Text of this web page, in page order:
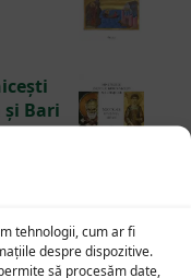
tehnologii, cum ar fi
despre dispozitive.
să procesăm date,
Bari